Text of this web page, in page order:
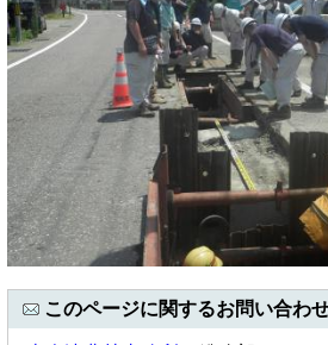
このページに関するお問い合わ